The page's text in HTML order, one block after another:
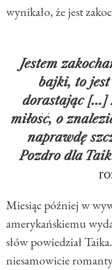
wynikało, że jest
Jestem
bajki, to jest
dorastając [...]
miłość, o
naprawdę
Pozdro dla
Miesiąc później w
amerykańskiemu
słów powiedział
niesamowicie